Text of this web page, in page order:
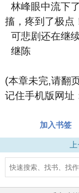
林峰眼中流下
搐，疼到了极点
可悲剧还在继续
继陈
(本章未完,请翻
记住手机版网址
加入书签